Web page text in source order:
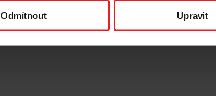
Odmítnout Upravit
62 Kč